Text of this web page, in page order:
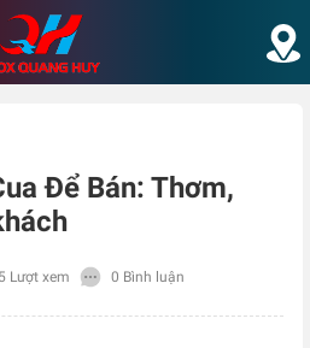
Để Bán: Thơm,
Lượt xem 0 Bình luận